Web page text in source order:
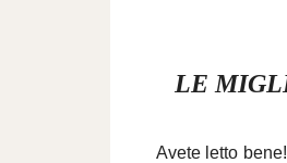
LE
Avete letto bene!